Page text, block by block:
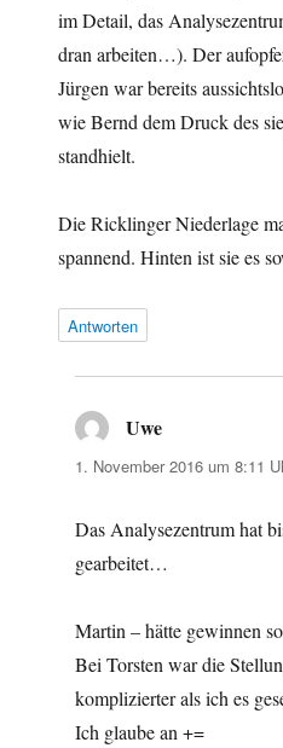
im Detail, das
dran arbeiten…). Der
Jürgen war bereits
wie Bernd dem Druck des
standhielt.
Die Ricklinger Niederlage
spannend. Hinten ist sie es
Antworten
Uwe
1. November 2016 um 8:11
Das Analysezentrum hat
gearbeitet…
Martin – hätte gewinnen
Bei Torsten war die
komplizierter als ich es
Ich glaube an +=